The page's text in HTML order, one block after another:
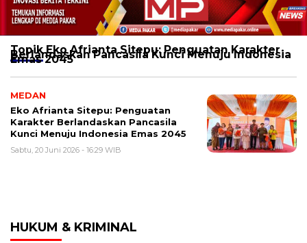
Topik Eko Afrianta Sitepu: Penguatan Karakter
Berlandaskan Pancasila Kunci Menuju Indonesia
Emas 2045
MEDAN
Eko Afrianta Sitepu: Penguatan
Karakter Berlandaskan Pancasila
Kunci Menuju Indonesia Emas 2045
Sabtu, 20 Juni 2026 - 16:29 WIB
HUKUM & KRIMINAL